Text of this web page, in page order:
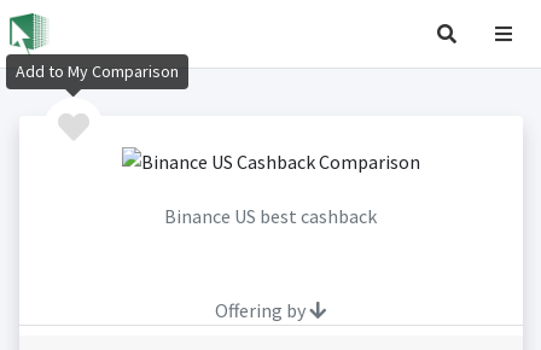
Binance US best cashback
Offering by
Add to My Comparison